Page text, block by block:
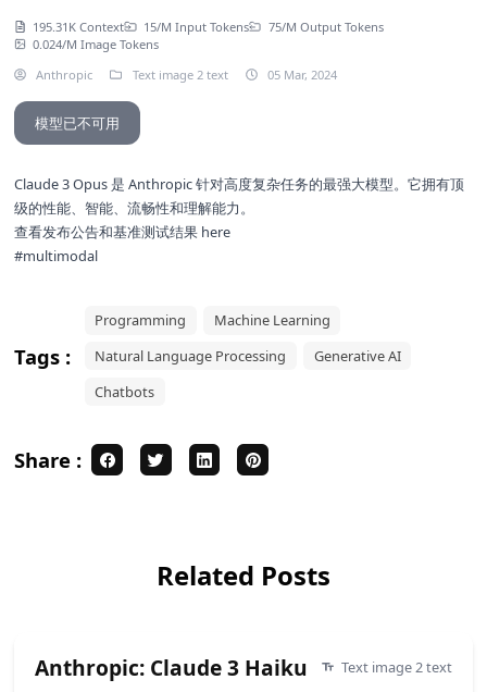
195.31K Context 15/M Input Tokens
75/M Output Tokens
0.024/M Image Tokens
Anthropic
Text image 2 text 05 Mar, 2024
模型已不可用
Claude 3 Opus 是 Anthropic 针对高度复杂任务的最强大模型。它拥有顶
级的性能、智能、流畅性和理解能力。
查看发布公告和基准测试结果 here
#multimodal
Tags :
Programming
Machine Learning
Natural Language Processing
Generative AI
Chatbots
Share :
Related Posts
Anthropic: Claude 3 Haiku Text image 2 text